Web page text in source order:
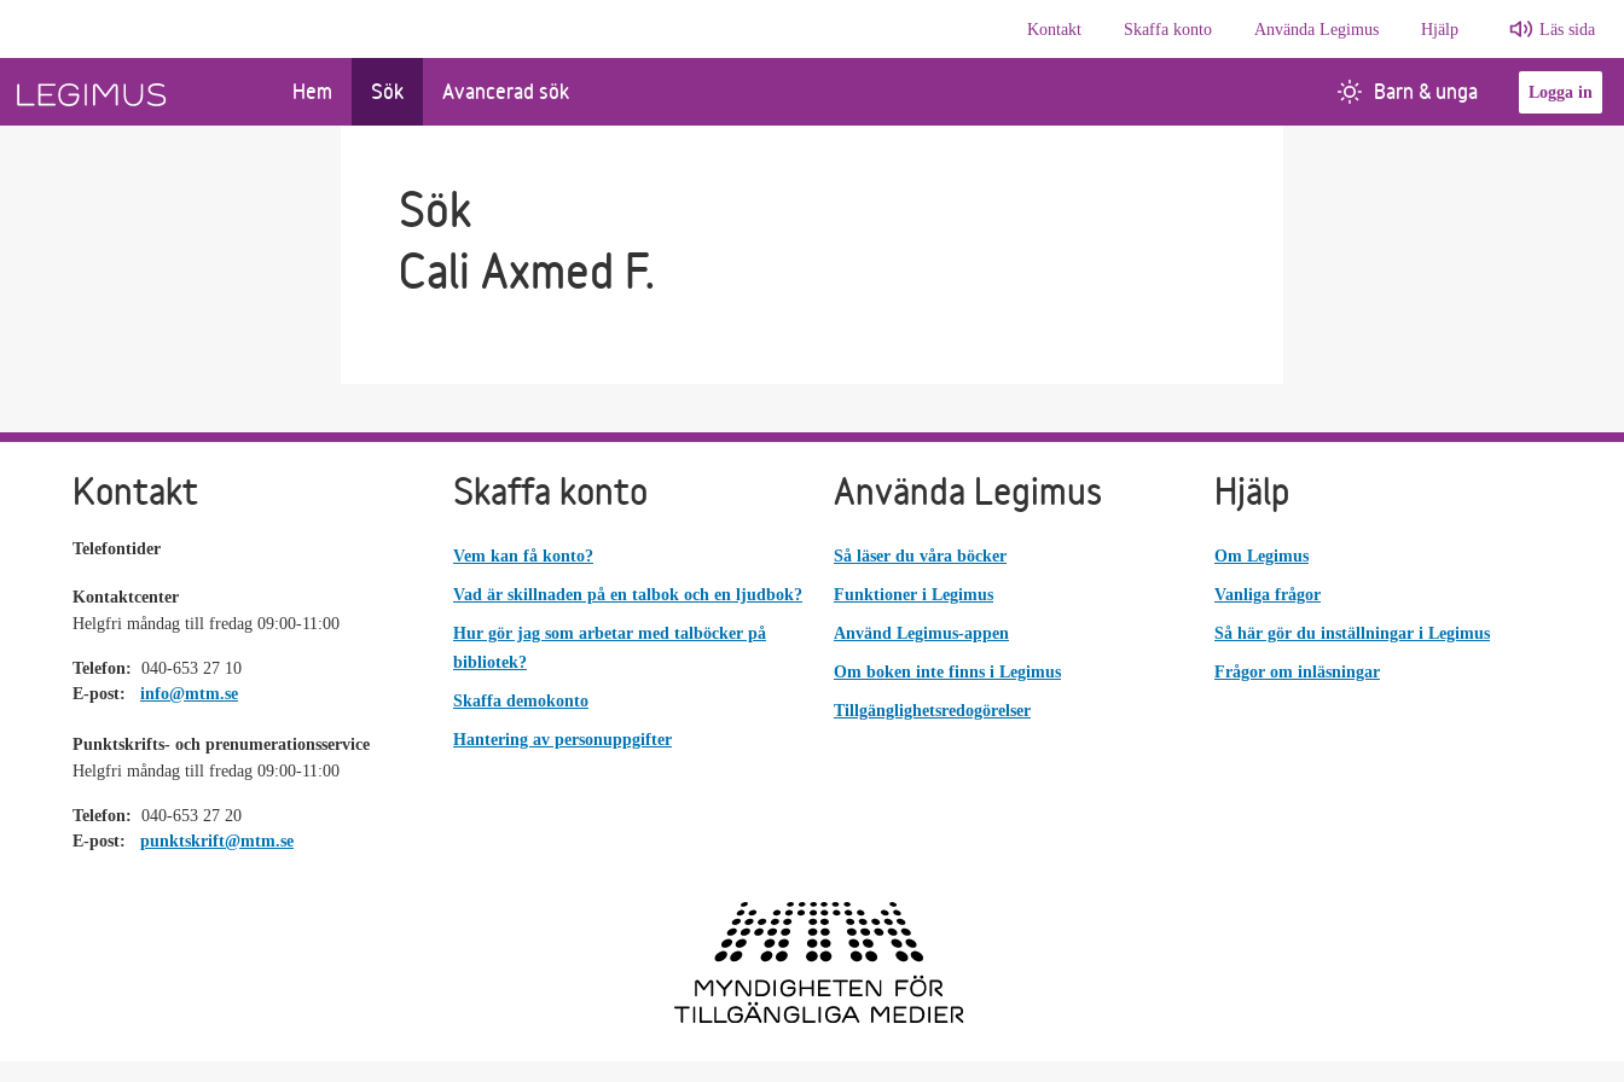
Kontakt
Skaffa konto Använda Legimus Hjälp Läs sida
Hem Sök Avancerad sök Barn & unga Logga in
Sök
Cali Axmed F.
Kontakt
Telefontider
Kontaktcenter
Helgfri måndag till fredag 09:00-11:00
Telefon: 040-653 27 10
E-post:
info@mtm.se
Punktskrifts- och prenumerationsservice
Helgfri måndag till fredag 09:00-11:00
Telefon: 040-653 27 20
E-post:
punktskrift@mtm.se
Skaffa konto
Vem kan få konto?
Vad är skillnaden på en talbok och en ljudbok?
Hur gör jag som arbetar med talböcker på
bibliotek?
Skaffa demokonto
Hantering av personuppgifter
Använda Legimus
Så läser du våra böcker
Funktioner i Legimus
Använd Legimus-appen
Om boken inte finns i Legimus
Tillgänglighetsredogörelser
Hjälp
Om Legimus
Vanliga frågor
Så här gör du inställningar i Legimus
Frågor om inläsningar